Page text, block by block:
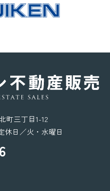
町三丁目1-12
休日／火・水曜日